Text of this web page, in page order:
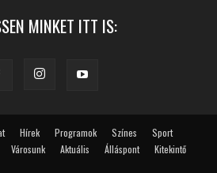
MINKET ITT IS:
Hírek Programok Színes
Sport
Városunk Aktuális Álláspont Kitekintő